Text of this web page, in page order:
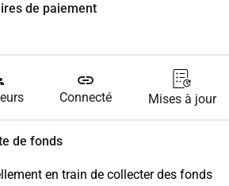
de paiement
link
Connecté Mises à jour
de fonds
en train de collecter des fonds